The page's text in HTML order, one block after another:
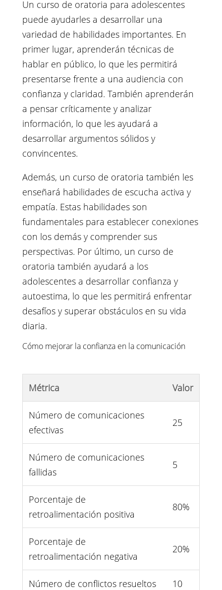
Un curso de oratoria para adolescentes
puede ayudarles a desarrollar una
variedad de habilidades importantes. En
primer lugar, aprenderán técnicas de
hablar en público, lo que les permitirá
presentarse frente a una audiencia con
confianza y claridad. También aprenderán
a pensar críticamente y analizar
información, lo que les ayudará a
desarrollar argumentos sólidos y
convincentes.
Además, un curso de oratoria también les
enseñará habilidades de escucha activa y
empatía. Estas habilidades son
fundamentales para establecer conexiones
con los demás y comprender sus
perspectivas. Por último, un curso de
oratoria también ayudará a los
adolescentes a desarrollar confianza y
autoestima, lo que les permitirá enfrentar
desafíos y superar obstáculos en su vida
diaria.
Cómo mejorar la confianza en la comunicación
Métrica Valor
Número de comunicaciones
efectivas
25
Número de comunicaciones
fallidas
5
Porcentaje de
retroalimentación positiva
80%
Porcentaje de
retroalimentación negativa
20%
Número de conflictos resueltos 10